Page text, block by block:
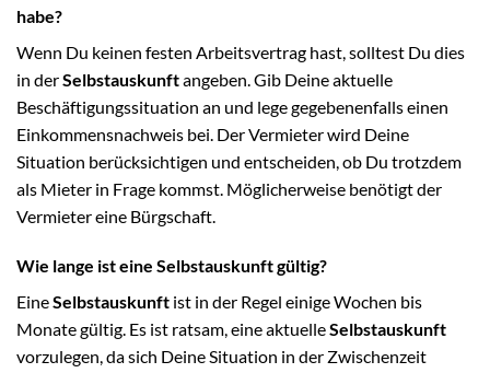
habe?
Wenn Du keinen festen Arbeitsvertrag hast, solltest Du dies
in derSelbstauskunftangeben. Gib Deine aktuelle
Beschäftigungssituation an und lege gegebenenfalls einen
Einkommensnachweis bei. Der Vermieter wird Deine
Situation berücksichtigen und entscheiden, ob Du trotzdem
als Mieter in Frage kommst. Möglicherweise benötigt der
Vermieter eine Bürgschaft.
Wie lange ist eine Selbstauskunft gültig?
EineSelbstauskunft ist in der Regel einige Wochen bis
Monate gültig. Es ist ratsam, eine aktuelleSelbstauskunft
vorzulegen, da sich Deine Situation in der Zwischenzeit